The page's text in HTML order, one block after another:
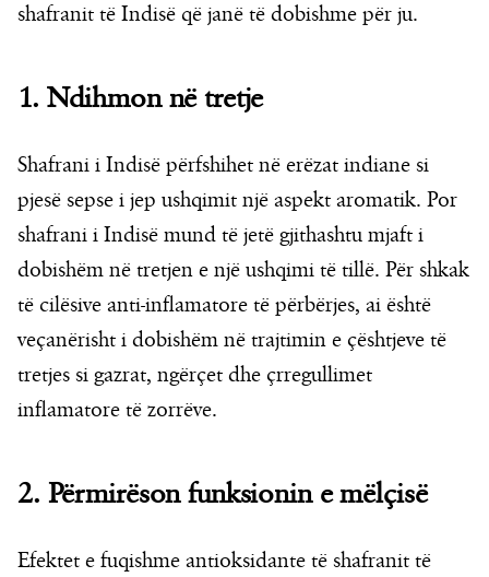
shafranit të Indisë që janë të dobishme për ju.
1. Ndihmon në tretje
Shafrani i Indisë përfshihet në erëzat indiane si
pjesë sepse i jep ushqimit një aspekt aromatik. Por
shafrani i Indisë mund të jetë gjithashtu mjaft i
dobishëm në tretjen e një ushqimi të tillë. Për shkak
të cilësive anti-inflamatore të përbërjes, ai është
veçanërisht i dobishëm në trajtimin e çështjeve të
tretjes si gazrat, ngërçet dhe çrregullimet
inflamatore të zorrëve.
2. Përmirëson funksionin e mëlçisë
Efektet e fuqishme antioksidante të shafranit të